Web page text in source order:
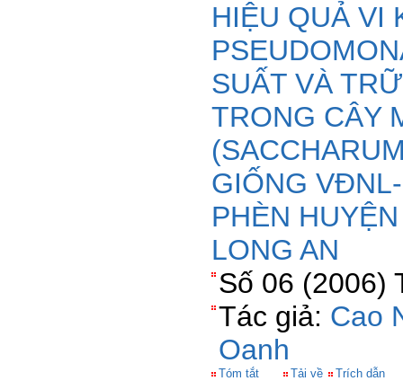
HIỆU QUẢ VI
SUẤT VÀ
TRONG CÂY
GIỐNG
PHÈN
LONG AN
Số 06 (2006)
Tác giả: Cao
Oanh
Tóm tắt Tải về Trích dẫn